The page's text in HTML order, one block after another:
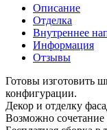
Описание
Отделка
Внутреннее
Информация
Отзывы
Готовы изготовить
конфигурации.
Декор и отделку
Возможно сочетание